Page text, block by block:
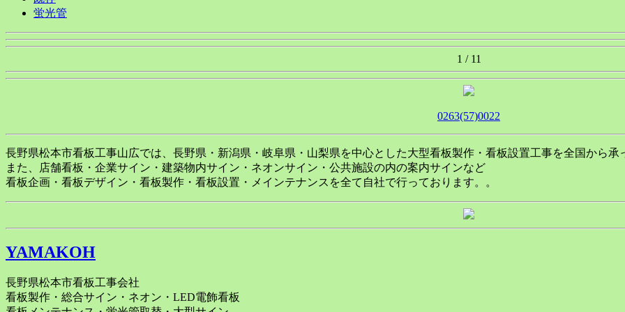
蛍光管
1 / 11
0263(57)0022
長野県松本市看板工事山広では、長野県・新潟県・岐阜県・山梨県を中心とした大型看板製作・看板設置工事を全国から承
また、店舗看板・企業サイン・建築物内サイン・ネオンサイン・公共施設の内の案内サインなど
看板企画・看板デザイン・看板製作・看板設置・メインテナンスを全て自社で行っております。。
YAMAKOH
長野県松本市看板工事会社
看板製作・総合サイン・ネオン・LED電飾看板